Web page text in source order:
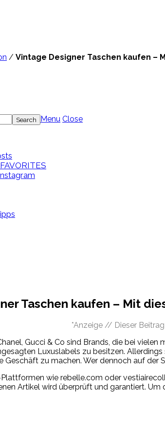
/ Vintage Designer Taschen kaufen –
Menu Close
Taschen kaufen – Mit
*Anzeige // Dieser
Gucci & Co sind Brands, die bei
Luxuslabels zu besitzen.
Geschäft zu machen. Wer dennoch auf
wie rebelle.com oder
Artikel wird überprüft und garantiert.